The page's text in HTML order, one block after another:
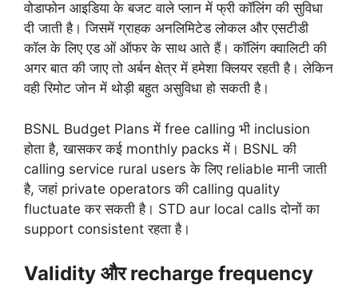
वोडाफोन आइडिया के बजट वाले प्लान में फ्री कॉलिंग की सुविधा
दी जाती है। जिसमें ग्राहक अनलिमिटेड लोकल और एसटीडी
कॉल के लिए एड ओं ऑफर के साथ आते हैं। कॉलिंग क्वालिटी की
अगर बात की जाए तो अर्बन क्षेत्र में हमेशा क्लियर रहती है। लेकिन
वही रिमोट जोन में थोड़ी बहुत असुविधा हो सकती है।
BSNL Budget Plans में free calling भी inclusion
होता है, खासकर कई monthly packs में। BSNL की
calling service rural users के लिए reliable मानी जाती
है, जहां private operators की calling quality
fluctuate कर सकती है। STD aur local calls दोनों का
support consistent रहता है।
Validity और recharge frequency